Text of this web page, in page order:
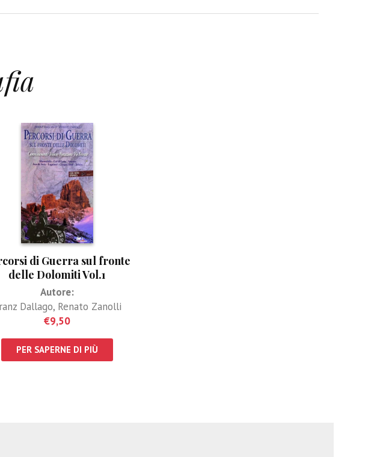
di Guerra sul fronte
delle Dolomiti Vol.1
Autore:
Dallago, Renato Zanolli
€9,50
PER SAPERNE DI PIÙ